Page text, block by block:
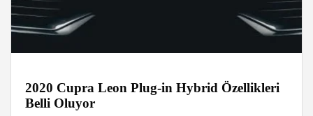
2020 Cupra Leon Plug-in Hybrid Özellikleri
Belli Oluyor